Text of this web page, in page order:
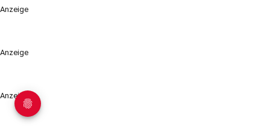
Anzeige
Anzeige
Anzeige